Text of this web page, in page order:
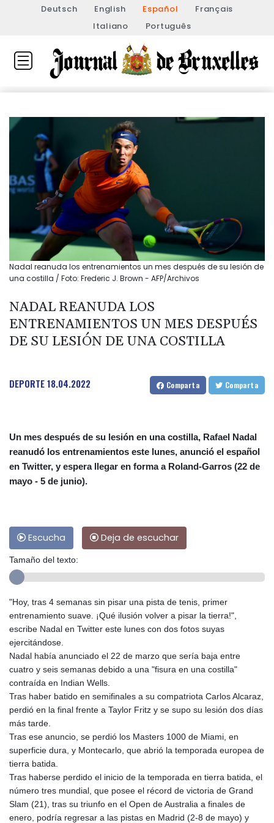
Deutsch English Español
Français
Italiano
Português
Nadal reanuda los entrenamientos un mes después de su lesión de
una costilla / Foto: Frederic J. Brown - AFP/Archivos
NADAL REANUDA LOS
ENTRENAMIENTOS UN MES DESPUÉS
DE SU LESIÓN DE UNA COSTILLA
DEPORTE18.04.2022 Comparta Comparta
Un mes después de su lesión en una costilla, Rafael Nadal
reanudó los entrenamientos este lunes, anunció el español
en Twitter, y espera llegar en forma a Roland-Garros (22 de
mayo - 5 de junio).
Escucha Deja de escuchar
Tamaño del texto:
"Hoy, tras 4 semanas sin pisar una pista de tenis, primer
entrenamiento suave. ¡Qué ilusión volver a pisar la tierra!",
escribe Nadal en Twitter este lunes con dos fotos suyas
ejercitándose.
Nadal había anunciado el 22 de marzo que sería baja entre
cuatro y seis semanas debido a una "fisura en una costilla"
contraída en Indian Wells.
Tras haber batido en semifinales a su compatriota Carlos Alcaraz,
perdió en la final frente a Taylor Fritz y se supo su lesión dos días
más tarde.
Tras ese anuncio, se perdió los Masters 1000 de Miami, en
superficie dura, y Montecarlo, que abrió la temporada europea de
tierra batida.
Tras haberse perdido el inicio de la temporada en tierra batida, el
número tres mundial, que posee el récord de victoria de Grand
Slam (21), tras su triunfo en el Open de Australia a finales de
enero, podría regresar a las pistas en Madrid (2-8 de mayo) y